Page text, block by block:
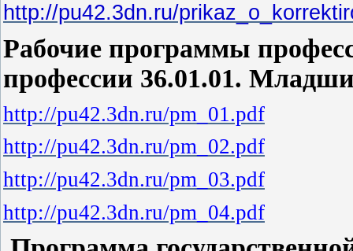
http://pu42.3dn.ru/
Рабочие программы
профессии 36.01.01.
http://pu42.3dn.ru/pm_01.pdf
http://pu42.3dn.ru/pm_02.pdf
http://pu42.3dn.ru/pm_03.pdf
http://pu42.3dn.ru/pm_04.pdf